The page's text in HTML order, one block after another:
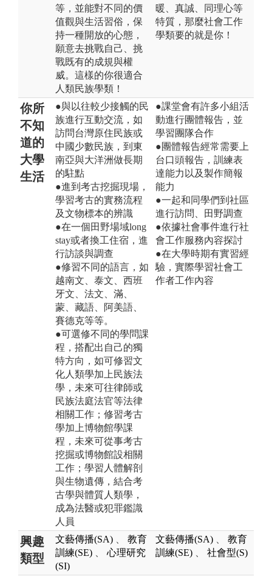
等，並能對不同的價
值觀與生活習俗，保
持一種開放的心態，
願意去挑戰自己、挑
戰既有的成規與權
威。這樣的你很適合
人類民族學類！
暖、真誠、同理心等
特質，那麼社會工作
學類要的就是你！
你所
不知
道的
大學
生活
●與以往較少接觸的民
族進行互動交流，如
訪問台灣原住民族或
中國少數民族，到東
南亞與大洋洲做長期
的駐點
●進到考古挖掘現場，
學習考古的實務流程
及文物標本的辨識
●在一個田野場域long
stay或者換工住宿，進
行訪談與調查
●修習不同的語言，如
越南文、泰文、西班
牙文、法文、滿、
蒙、藏語、阿美語、
賽德克等等。
●可選修不同的學問課
程，搭配出自己的獨
特方向，如可修習文
化人類學加上民族法
學，未來可往律師或
民族法庭法官等法律
相關工作；修習考古
學加上博物館學課
程，未來可從事考古
挖掘或博物館設相關
工作；學習人體解剖
與生物遺傳，結合考
古學與體質人類學，
成為法醫或犯罪鑑識
人員
●課堂會有許多小組活
動進行團體報告，並
學習團隊合作
●團體報告經常需要上
台口頭報告，訓練表
達能力以及製作簡報
能力
●一起和同學們到社區
進行訪問、田野調查
●依據社會事件進行社
會工作服務內容探討
●在大學時期有實習經
驗，實際學習社會工
作者工作內容
興趣
類型
文藝傳播(SA)
教育
訓練(SE)
心理研究
(SI)
文藝傳播(SA)
教育
訓練(SE)
社會型(S)